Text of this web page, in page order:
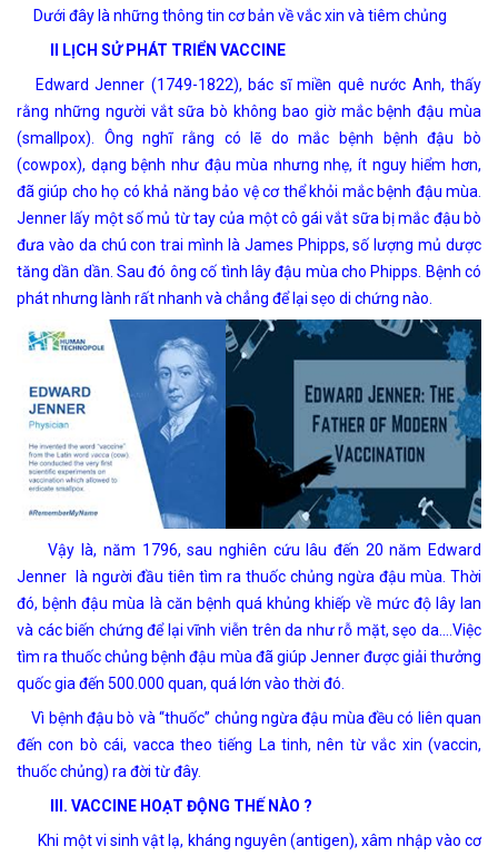
Dưới đây là những thông tin cơ bản về vắc xin và tiêm chủng
II LỊCH SỬ PHÁT TRIỂN VACCINE
Edward Jenner (1749-1822), bác sĩ miền quê nước Anh, thấy
rằng những người vắt sữa bò không bao giờ mắc bệnh đậu mùa
(smallpox). Ông nghĩ rằng có lẽ do mắc bệnh bệnh đậu bò
(cowpox), dạng bệnh như đậu mùa nhưng nhẹ, ít nguy hiểm hơn,
đã giúp cho họ có khả năng bảo vệ cơ thể khỏi mắc bệnh đậu mùa.
Jenner lấy một số mủ từ tay của một cô gái vắt sữa bị mắc đậu bò
đưa vào da chú con trai mình là James Phipps, số lượng mủ dược
tăng dần dần. Sau đó ông cố tình lây đậu mùa cho Phipps. Bệnh có
phát nhưng lành rất nhanh và chẳng để lại sẹo di chứng nào.
Vậy là, năm 1796, sau nghiên cứu lâu đến 20 năm Edward
Jenner là người đầu tiên tìm ra thuốc chủng ngừa đậu mùa. Thời
đó, bệnh đậu mùa là căn bệnh quá khủng khiếp về mức độ lây lan
và các biến chứng để lại vĩnh viễn trên da như rỗ mặt, sẹo da….Việc
tìm ra thuốc chủng bệnh đậu mùa đã giúp Jenner được giải thưởng
quốc gia đến 500.000 quan, quá lớn vào thời đó.
Vì bệnh đậu bò và “thuốc” chủng ngừa đậu mùa đều có liên quan
đến con bò cái, vacca theo tiếng La tinh, nên từ vắc xin (vaccin,
thuốc chủng) ra đời từ đây.
III. VACCINE HOẠT ĐỘNG THẾ NÀO ?
Khi một vi sinh vật lạ, kháng nguyên (antigen), xâm nhập vào cơ